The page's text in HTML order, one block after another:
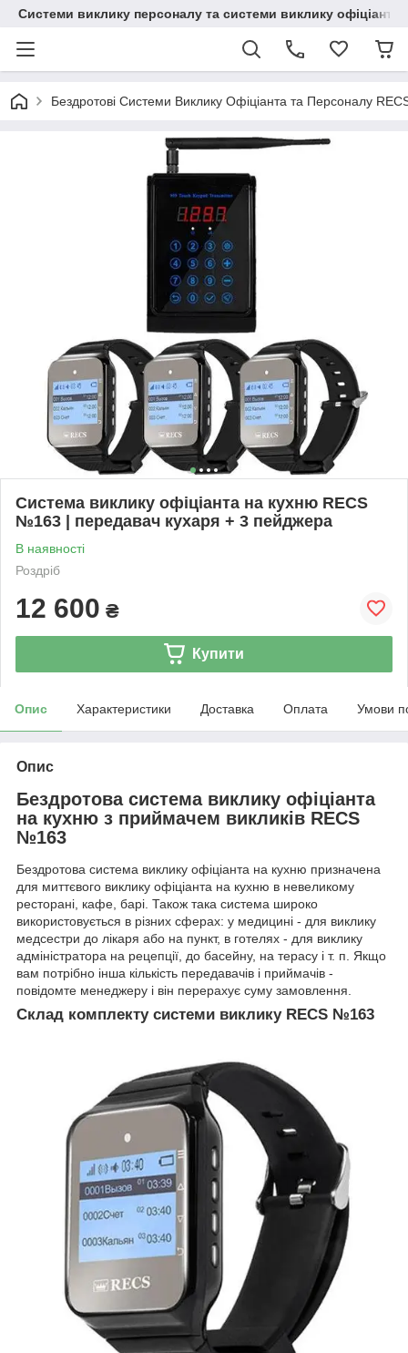
Системи виклику персоналу та системи виклику офіціанта
Бездротові Системи Виклику Офіціанта та Персоналу
Система виклику офіціанта на кухню RECS
№163 | передавач кухаря + 3 пейджера
В наявності
Роздріб
12 600 ₴
Купити
Опис Характеристики Доставка Оплата Умови
Опис
Бездротова система виклику офіціанта
на кухню з приймачем викликів RECS
№163
Бездротова система виклику офіціанта на кухню призначена
для миттєвого виклику офіціанта на кухню в невеликому
ресторані, кафе, барі. Також така система широко
використовується в різних сферах: у медицині - для виклику
медсестри до лікаря або на пункт, в готелях - для виклику
адміністратора на рецепції, до басейну, на терасу і т. п. Якщо
вам потрібно інша кількість передавачів і приймачів -
повідомте менеджеру і він перерахує суму замовлення.
Склад комплекту системи виклику RECS №163